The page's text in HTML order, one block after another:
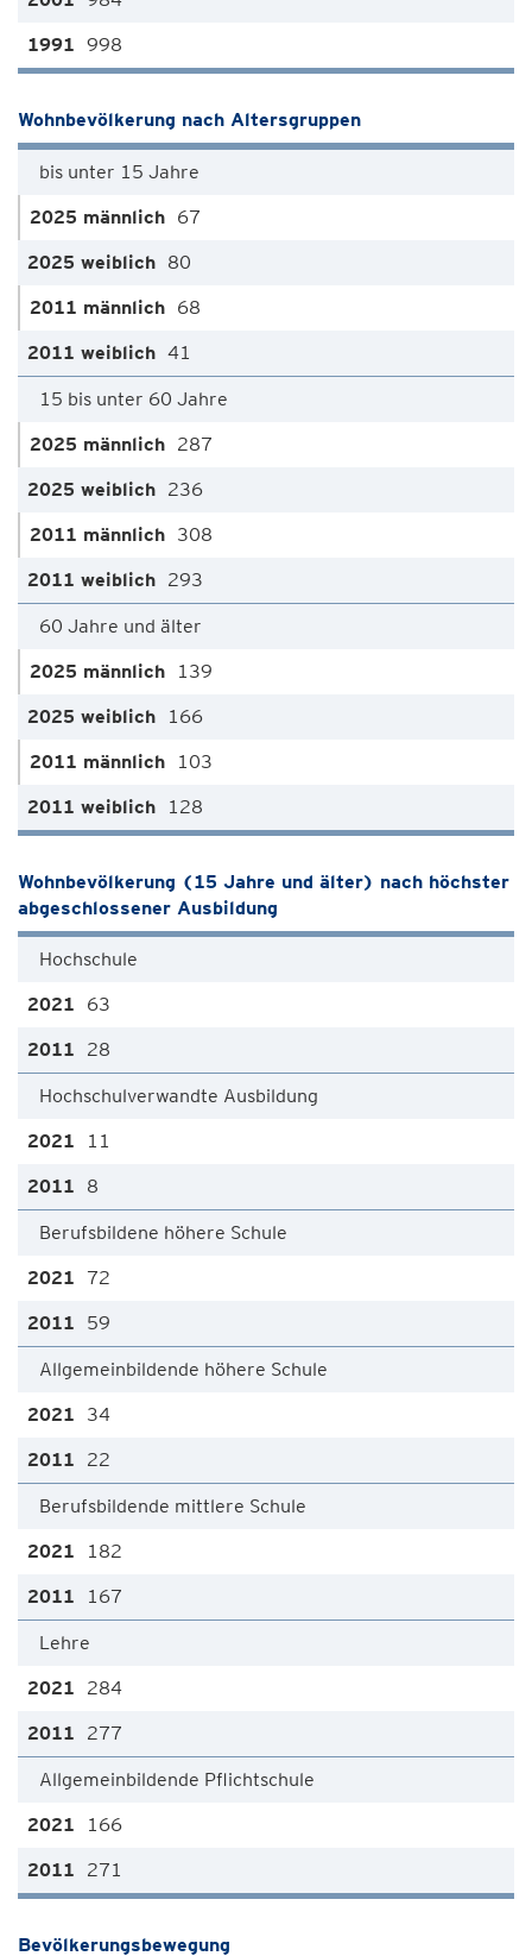
998
Wohnbevölkerung nach Altersgruppen
bis unter 15 Jahre
67
80
68
41
15 bis unter 60 Jahre
287
236
308
293
60 Jahre und älter
139
166
103
128
Wohnbevölkerung (15 Jahre und älter) nach höchster
abgeschlossener Ausbildung
Hochschule
63
28
Hochschulverwandte Ausbildung
11
8
Berufsbildene höhere Schule
72
59
Allgemeinbildende höhere Schule
34
22
Berufsbildende mittlere Schule
182
167
Lehre
284
277
Allgemeinbildende Pflichtschule
166
271
Bevölkerungsbewegung